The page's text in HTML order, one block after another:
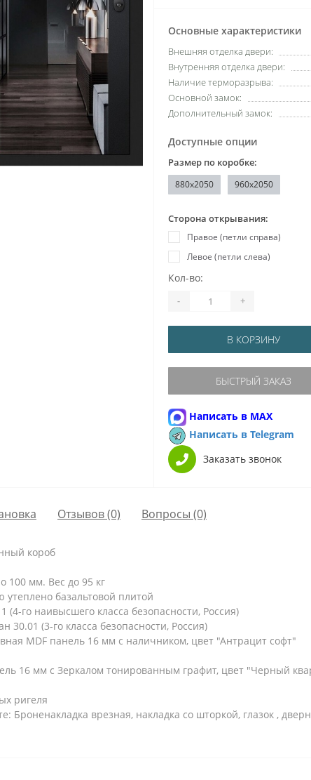
Основные характеристики
Внешняя отделка двери:
Внутренняя отделка двери:
Наличие терморазрыва:
Основной замок:
Дополнительный замок:
Доступные опции
Размер по коробке:
880x2050 960x2050
Сторона открывания:
Правое (петли справа)
Левое (петли слева)
Кол-во:
- +
В КОРЗИНУ
БЫСТРЫЙ ЗАКАЗ
Написать в MAX
Написать в Telegram
Заказать звонок
Отзывов (0) Вопросы (0)
короб
100 мм. Вес до 95 кг
базальтовой плитой
го наивысшего класса безопасности, Россия)
30.01 (3-го класса безопасности, Россия)
MDF панель 16 мм с наличником, цвет "Антрацит софт"
16 мм с Зеркалом тонированным графит, цвет "Черный
ригеля
Броненакладка врезная, накладка со шторкой, глазок ,